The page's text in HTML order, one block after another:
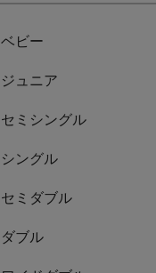
ベビー
ジュニア
セミシングル
シングル
セミダブル
ダブル